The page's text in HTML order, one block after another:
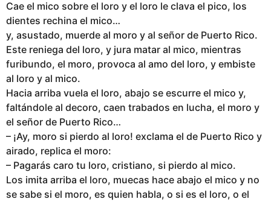
Cae el mico sobre el loro y el loro le clava el pico, los
dientes rechina el mico…
y, asustado, muerde al moro y al señor de Puerto Rico.
Este reniega del loro, y jura matar al mico, mientras
furibundo, el moro, provoca al amo del loro, y embiste
al loro y al mico.
Hacia arriba vuela el loro, abajo se escurre el mico y,
faltándole al decoro, caen trabados en lucha, el moro y
el señor de Puerto Rico…
– ¡Ay, moro si pierdo al loro! exclama el de Puerto Rico y
airado, replica el moro:
– Pagarás caro tu loro, cristiano, si pierdo al mico.
Los imita arriba el loro, muecas hace abajo el mico y no
se sabe si el moro, es quien habla, o si es el loro, o el